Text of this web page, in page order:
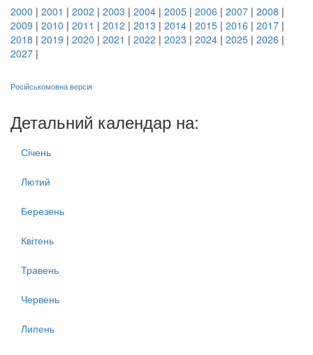
2000 | 2001 | 2002 | 2003 | 2004 | 2005 | 2006 | 2007 | 2008 |
2009 | 2010 | 2011 | 2012 | 2013 | 2014 | 2015 | 2016 | 2017 |
2018 | 2019 | 2020 | 2021 | 2022 | 2023 | 2024 | 2025 | 2026 |
2027 |
Російськомовна версія
Детальний календар на:
Січень
Лютий
Березень
Квітень
Травень
Червень
Липень